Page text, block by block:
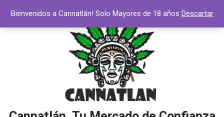
contenido
Bienvenidos a Cannatlán! Solo Mayores de 18 años Descartar